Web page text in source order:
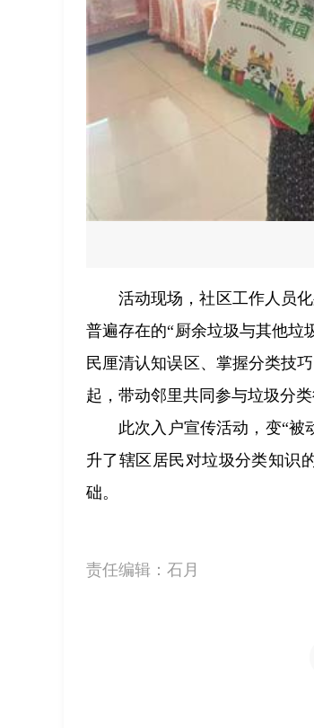
活动现场，社区工作人员
普遍存在的“厨余垃圾与其他垃
民厘清认知误区、掌握分类技
起，带动邻里共同参与垃圾分
此次入户宣传活动，变“被
升了辖区居民对垃圾分类知识
础。
责任编辑： 石月